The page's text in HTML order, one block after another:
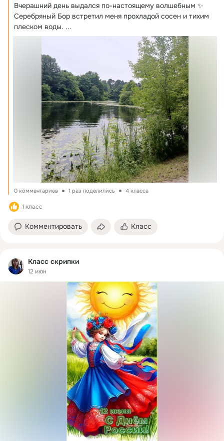
Вчерашний день выдался по-настоящему волшебным ✨
Серебряный Бор встретил меня прохладой сосен и тихим
плеском воды. ...
0 комментариев 1 раз поделились 4 класса
1 класс
Комментировать Класс
Класс скрипки
12 июн